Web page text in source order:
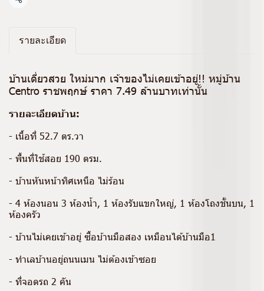
แชร์
รายละเอียด
บ้านเดี่ยวสวย ใหม่มาก เจ้าของไม่เคยเข้าอยู่!! หมู่บ้าน
Centro ราชพฤกษ์ ราคา 7.49 ล้านบาทเท่านั้น
รายละเอียดบ้าน:
- เนื้อที่ 52.7 ตร.วา
- พื้นที่ใช้สอย 190 ตรม.
- บ้านหันหน้าทิศเหนือ ไม่ร้อน
- 4 ห้องนอน 3 ห้องน้ำ, 1 ห้องรับแขกใหญ่, 1 ห้องโถงชั้นบน, 1
ห้องครัว
- บ้านไม่เคยเข้าอยู่ ซื้อบ้านมือสอง เหมือนได้บ้านมือ1
- ทำเลบ้านอยู่ถนนเมน ไม่ต้องเข้าซอย
- ที่จอดรถ 2 คัน